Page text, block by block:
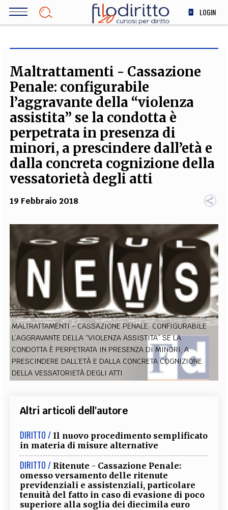
Salta
LOGIN
SOCIETÀ
MEDICINA
SCIENZA
STORIA E FILOSOFIA
INNOVAZIONE
ALTRO
TEAM
FILODIRITTO REDAZIONE
CURATORI
EXTRA
CODICI RUBRICHE LIBRI PROCEEDINGS PUBBLICITÀ
SOCIAL MEDIA
Maltrattamenti - Cassazione
Penale: configurabile
l’aggravante della “violenza
assistita” se la condotta è
perpetrata in presenza di
minori, a prescindere dall’età e
dalla concreta cognizione della
vessatorietà degli atti
19 Febbraio 2018
MALTRATTAMENTI - CASSAZIONE PENALE: CONFIGURABILE
L’AGGRAVANTE DELLA “VIOLENZA ASSISTITA” SE LA
CONDOTTA È PERPETRATA IN PRESENZA DI MINORI, A
PRESCINDERE DALL’ETÀ E DALLA CONCRETA COGNIZIONE
DELLA VESSATORIETÀ DEGLI ATTI
Altri articoli dell'autore
DIRITTO / Il nuovo procedimento semplificato
in materia di misure alternative
DIRITTO / Ritenute - Cassazione Penale:
omesso versamento delle ritenute
previdenziali e assistenziali, particolare
tenuità del fatto in caso di evasione di poco
superiore alla soglia dei diecimila euro